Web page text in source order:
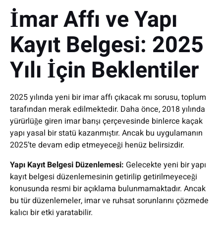
İmar Affı ve Yapı
Kayıt Belgesi: 2025
Yılı İçin Beklentiler
2025 yılında yeni bir imar affı çıkacak mı sorusu, toplum
tarafından merak edilmektedir. Daha önce, 2018 yılında
yürürlüğe giren imar barışı çerçevesinde binlerce kaçak
yapı yasal bir statü kazanmıştır. Ancak bu uygulamanın
2025’te devam edip etmeyeceği henüz belirsizdir.
Yapı Kayıt Belgesi Düzenlemesi: Gelecekte yeni bir yapı
kayıt belgesi düzenlemesinin getirilip getirilmeyeceği
konusunda resmi bir açıklama bulunmamaktadır. Ancak
bu tür düzenlemeler, imar ve ruhsat sorunlarını çözmede
kalıcı bir etki yaratabilir.